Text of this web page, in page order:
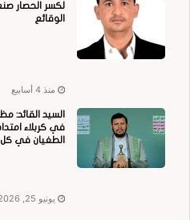
لكسر الحصار
الوقائع
منذ 4 أسابيع
السيد القائد:
في كربلاء
الطغيان في
يونيو 25, 2026